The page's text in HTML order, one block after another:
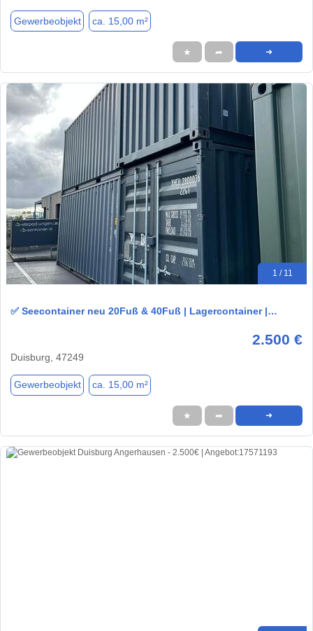
Gewerbeobjekt ca. 15,00 m²
★ ➦ ➜
1 / 11
✅ Seecontainer neu 20Fuß & 40Fuß | Lagercontainer |…
2.500 €
Duisburg, 47249
Gewerbeobjekt ca. 15,00 m²
★ ➦ ➜